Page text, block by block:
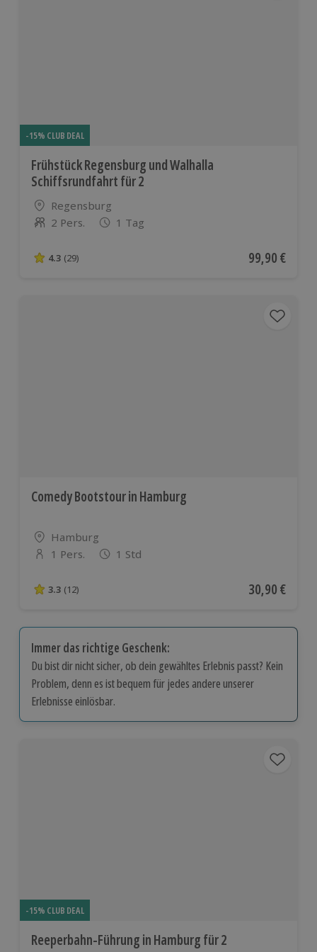
-15% CLUB DEAL
Frühstück Regensburg und Walhalla
Schiffsrundfahrt für 2
Standort
Regensburg
Anzahl der Teilnehmer
2 Pers. 1 Tag
4.3 von 5 Sternen basierend auf 29 Bewertungen
4.3 (29) Aktueller
99,90 €
Comedy Bootstour in Hamburg
Standort
Hamburg
Anzahl der Teilnehmer
1 Pers. 1 Std
3.3 von 5 Sternen basierend auf 12 Bewertungen
3.3 (12) Aktueller
30,90 €
Immer das richtige Geschenk:
Du bist dir nicht sicher, ob dein gewähltes Erlebnis passt? Kein
Problem, denn es ist bequem für jedes andere unserer
Erlebnisse einlösbar.
-15% CLUB DEAL
Reeperbahn-Führung in Hamburg für 2